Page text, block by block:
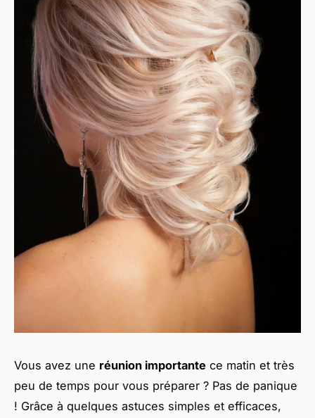
Vous avez une réunion importante ce matin et très
peu de temps pour vous préparer ? Pas de panique
! Grâce à quelques astuces simples et efficaces,